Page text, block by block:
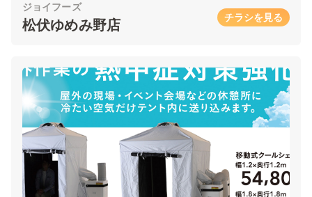
ジョイフーズ
松伏ゆめみ野店 チラシを見る